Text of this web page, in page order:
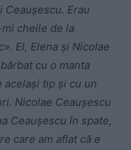
Erau
cheile de la
El, Elena şi Nicolae
cu o manta
acelaşi tip şi cu un
Nicolae Ceauşescu
Ceauşescu în spate,
care am aflat că e